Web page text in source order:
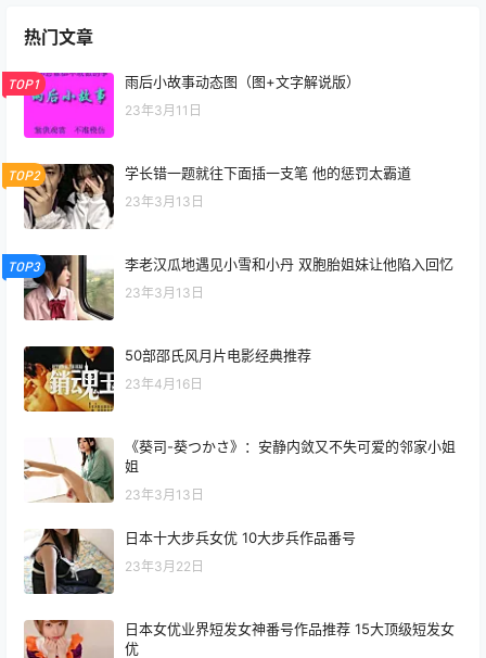
热门文章
TOP1 雨后小故事动态图（图+文字解说版）
23年3月11日
TOP2 学长错一题就往下面插一支笔 他的惩罚太霸道
23年3月13日
TOP3 李老汉瓜地遇见小雪和小丹 双胞胎姐妹让他陷入回忆
23年3月13日
50部邵氏风月片电影经典推荐
23年4月16日
《葵司-葵つかさ》：安静内敛又不失可爱的邻家小姐
姐
23年3月13日
日本十大步兵女优 10大步兵作品番号
23年3月22日
日本女优业界短发女神番号作品推荐 15大顶级短发女
优